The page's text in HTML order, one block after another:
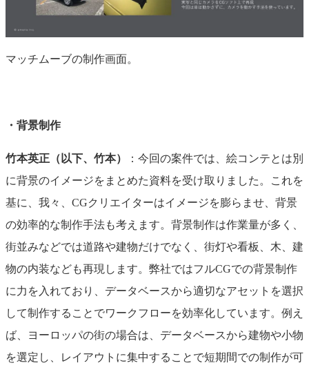
マッチムーブの制作画面。
・背景制作
竹本英正（以下、竹本）
：今回の案件では、絵コンテとは別
に背景のイメージをまとめた資料を受け取りました。これを
基に、我々、CGクリエイターはイメージを膨らませ、背景
の効率的な制作手法も考えます。背景制作は作業量が多く、
街並みなどでは道路や建物だけでなく、街灯や看板、木、建
物の内装なども再現します。弊社ではフルCGでの背景制作
に力を入れており、データベースから適切なアセットを選択
して制作することでワークフローを効率化しています。例え
ば、ヨーロッパの街の場合は、データベースから建物や小物
を選定し、レイアウトに集中することで短期間での制作が可